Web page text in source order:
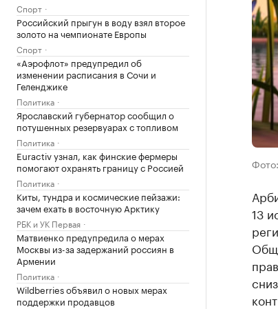
Спорт
Российский прыгун в воду взял второе
золото на чемпионате Европы
Спорт
«Аэрофлот» предупредил об
изменении расписания в Сочи и
Геленджике
Политика
Ярославский губернатор сообщил о
потушенных резервуарах с топливом
Политика
Euractiv узнал, как финские фермеры
помогают охранять границу с Россией
Политика
Киты, тундра и космические пейзажи:
зачем ехать в восточную Арктику
РБК и УК Первая
Матвиенко предупредила о мерах
Москвы из-за задержаний россиян в
Армении
Политика
Wildberries объявил о новых мерах
поддержки продавцов
13